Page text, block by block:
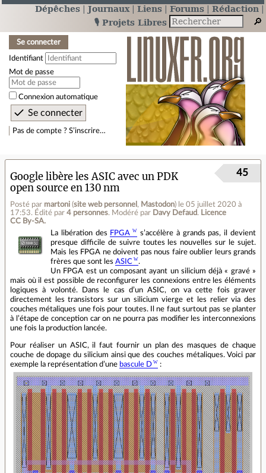
Dépêches Journaux Liens Forums
Rédaction
🎙️ Projets Libres
Se connecter
Identifiant
Mot de passe
Connexion automatique
Pas de compte ? S’inscrire…
Google libère les ASIC avec un PDK
open source en 130 nm
Posté par martoni (site web personnel , Mastodon) le 05 juillet 2020 à
17:53. Édité par 4 personnes. Modéré par Davy Defaud. Licence
CC By‑SA.
45
La libération des FPGA
s’accélère à grands pas, il devient
presque difficile de suivre toutes les nouvelles sur le sujet.
Mais les FPGA ne doivent pas nous faire oublier leurs grands
frères que sont les ASIC
.
Un FPGA est un composant ayant un silicium déjà « gravé »
mais où il est possible de reconfigurer les connexions entre les éléments
logiques à volonté. Dans le cas d’un ASIC, on va cette fois graver
directement les transistors sur un silicium vierge et les relier via des
couches métaliques une fois pour toutes. Il ne faut surtout pas se planter
à l’étape de conception car on ne pourra pas modifier les interconnexions
une fois la production lancée.
Pour réaliser un ASIC, il faut fournir un plan des masques de chaque
couche de dopage du silicium ainsi que des couches métaliques. Voici par
exemple la représentation d’une bascule D :